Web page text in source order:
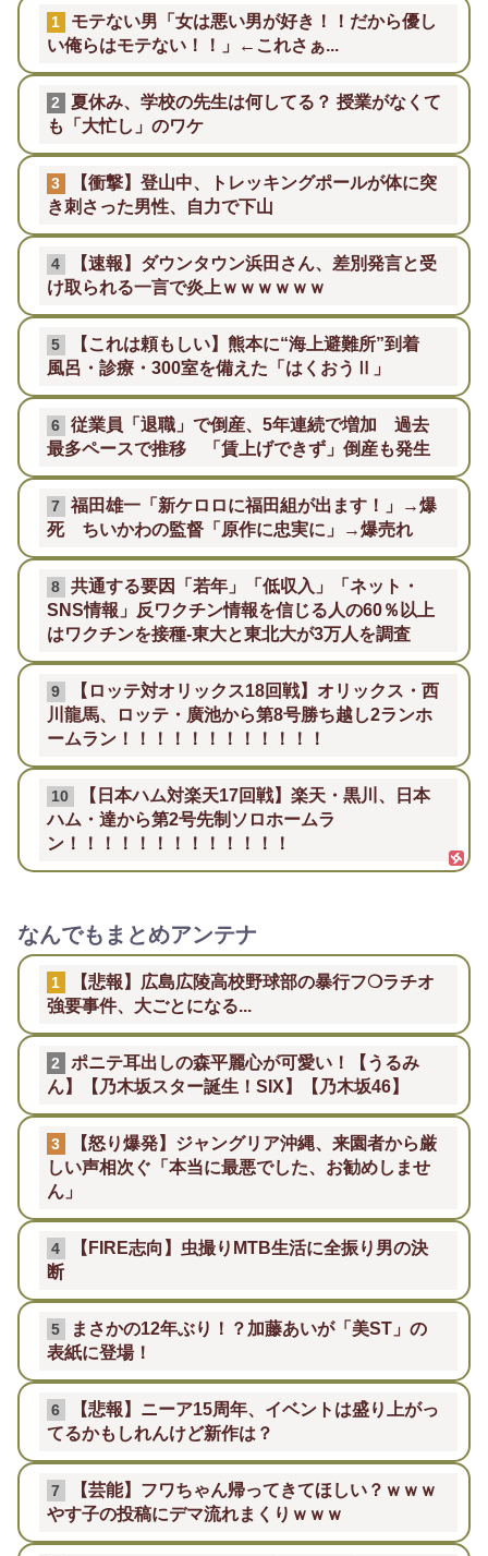
1
モテない男「女は悪い男が好き！！だから優し
い俺らはモテない！！」←これさぁ...
2
夏休み、学校の先生は何してる？ 授業がなくて
も「大忙し」のワケ
3
【衝撃】登山中、トレッキングポールが体に突
き刺さった男性、自力で下山
4
【速報】ダウンタウン浜田さん、差別発言と受
け取られる一言で炎上ｗｗｗｗｗｗ
5
【これは頼もしい】熊本に“海上避難所”到着
風呂・診療・300室を備えた「はくおうⅡ」
6
従業員「退職」で倒産、5年連続で増加 過去
最多ペースで推移 「賃上げできず」倒産も発生
7
福田雄一「新ケロロに福田組が出ます！」→爆
死 ちいかわの監督「原作に忠実に」→爆売れ
8
共通する要因「若年」「低収入」「ネット・
SNS情報」反ワクチン情報を信じる人の60％以上
はワクチンを接種-東大と東北大が3万人を調査
9
【ロッテ対オリックス18回戦】オリックス・西
川龍馬、ロッテ・廣池から第8号勝ち越し2ランホ
ームラン！！！！！！！！！！！！
10
【日本ハム対楽天17回戦】楽天・黒川、日本
ハム・達から第2号先制ソロホームラ
ン！！！！！！！！！！！！！
なんでもまとめアンテナ
1
【悲報】広島広陵高校野球部の暴行フ❍ラチオ
強要事件、大ごとになる...
2
ポニテ耳出しの森平麗心が可愛い！【うるみ
ん】【乃木坂スター誕生！SIX】【乃木坂46】
3
【怒り爆発】ジャングリア沖縄、来園者から厳
しい声相次ぐ「本当に最悪でした、お勧めしませ
ん」
4
【FIRE志向】虫撮りMTB生活に全振り男の決
断
5
まさかの12年ぶり！？加藤あいが「美ST」の
表紙に登場！
6
【悲報】ニーア15周年、イベントは盛り上がっ
てるかもしれんけど新作は？
7
【芸能】フワちゃん帰ってきてほしい？ｗｗｗ
やす子の投稿にデマ流れまくりｗｗｗ